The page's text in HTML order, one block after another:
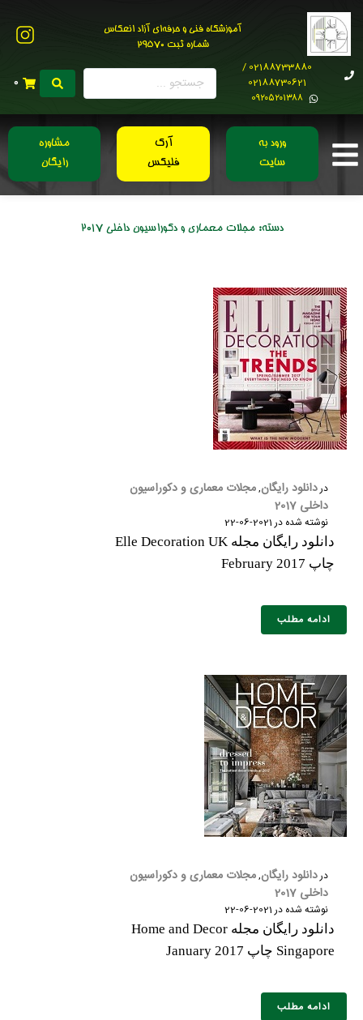
آموزشگاه فنی و حرفه‌ای آزاد انعکاس
شماره ثبت 29570
02188733880 /
02188730621
0۹۲۰۵۲۰۱۳۸۸
0
ورود به
سایت
آرک
فلیکس
مشاوره
رایگان
دسته:مجلات معماری و دکوراسیون داخلی 2017
دردانلود رایگان,مجلات معماری و دکوراسیون
داخلی 2017
نوشته شده در2021-06-22
دانلود رایگان مجله Elle Decoration UK
چاپ February 2017
ادامه مطلب
دردانلود رایگان,مجلات معماری و دکوراسیون
داخلی 2017
نوشته شده در2021-06-22
دانلود رایگان مجله Home and Decor
Singapore چاپ January 2017
ادامه مطلب